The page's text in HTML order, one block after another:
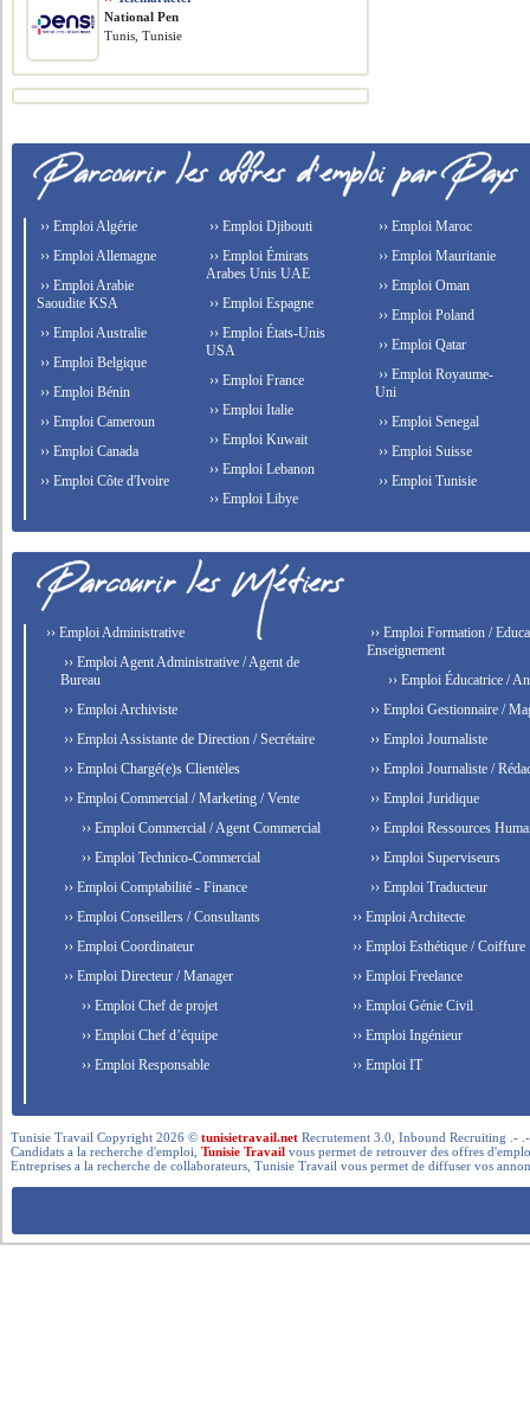
National Pen
Tunis, Tunisie
›› Emploi Algérie
›› Emploi Allemagne
›› Emploi Arabie
Saoudite KSA
›› Emploi Australie
›› Emploi Belgique
›› Emploi Bénin
›› Emploi Cameroun
›› Emploi Canada
›› Emploi Côte d'Ivoire
›› Emploi Djibouti
›› Emploi Émirats
Arabes Unis UAE
›› Emploi Espagne
›› Emploi États-Unis
USA
›› Emploi France
›› Emploi Italie
›› Emploi Kuwait
›› Emploi Lebanon
›› Emploi Libye
›› Emploi Maroc
›› Emploi Mauritanie
›› Emploi Oman
›› Emploi Poland
›› Emploi Qatar
›› Emploi Royaume-
Uni
›› Emploi Senegal
›› Emploi Suisse
›› Emploi Tunisie
›› Emploi Administrative
›› Emploi Agent Administrative / Agent de
Bureau
›› Emploi Archiviste
›› Emploi Assistante de Direction / Secrétaire
›› Emploi Chargé(e)s Clientèles
›› Emploi Commercial / Marketing / Vente
›› Emploi Commercial / Agent Commercial
›› Emploi Technico-Commercial
›› Emploi Comptabilité - Finance
›› Emploi Conseillers / Consultants
›› Emploi Coordinateur
›› Emploi Directeur / Manager
›› Emploi Chef de projet
›› Emploi Chef d’équipe
›› Emploi Responsable
›› Emploi Formation /
Enseignement
›› Emploi Éducatrice /
›› Emploi Gestionnaire /
›› Emploi Journaliste
›› Emploi Journaliste /
›› Emploi Juridique
›› Emploi Ressources
›› Emploi Superviseurs
›› Emploi Traducteur
›› Emploi Architecte
›› Emploi Esthétique / Coiffure
›› Emploi Freelance
›› Emploi Génie Civil
›› Emploi Ingénieur
›› Emploi IT
Tunisie Travail Copyright 2026 ©tunisietravail.net Recrutement 3.0, Inbound Recruiting .-
Candidats a la recherche d'emploi,Tunisie Travail vous permet de retrouver des offres
Entreprises a la recherche de collaborateurs, Tunisie Travail vous permet de diffuser vos